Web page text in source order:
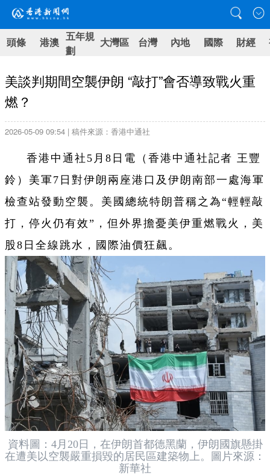
頭條 港澳 五年規
劃
大灣區 台灣 內地 國際 財經
美談判期間空襲伊朗 “敲打”會否導致戰火重
燃？
2026-05-09 09:54 | 稿件來源：香港中通社
香港中通社5月8日電（ 香港中通社記者 王豐
鈴 ） 美軍7日對伊朗兩座港口及伊朗南部一處海軍
檢查站發動空襲。美國總統特朗普稱之為“輕輕敲
打，停火仍有效”，但外界擔憂美伊重燃戰火，美
股8日全線跳水，國際油價狂飆。
資料圖：4月20日，在伊朗首都德黑蘭，伊朗國旗懸掛
在遭美以空襲嚴重損毀的居民區建築物上。圖片來源：
新華社